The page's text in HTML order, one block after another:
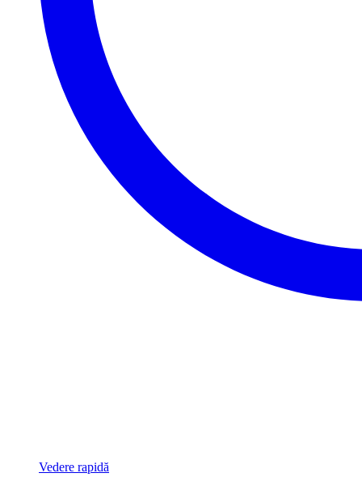
Vedere rapidă